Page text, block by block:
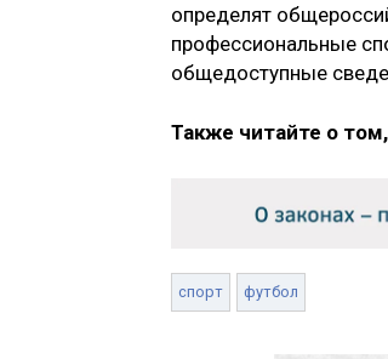
определят
профессиональные
общедоступные
Также читайте о
спорт футбол